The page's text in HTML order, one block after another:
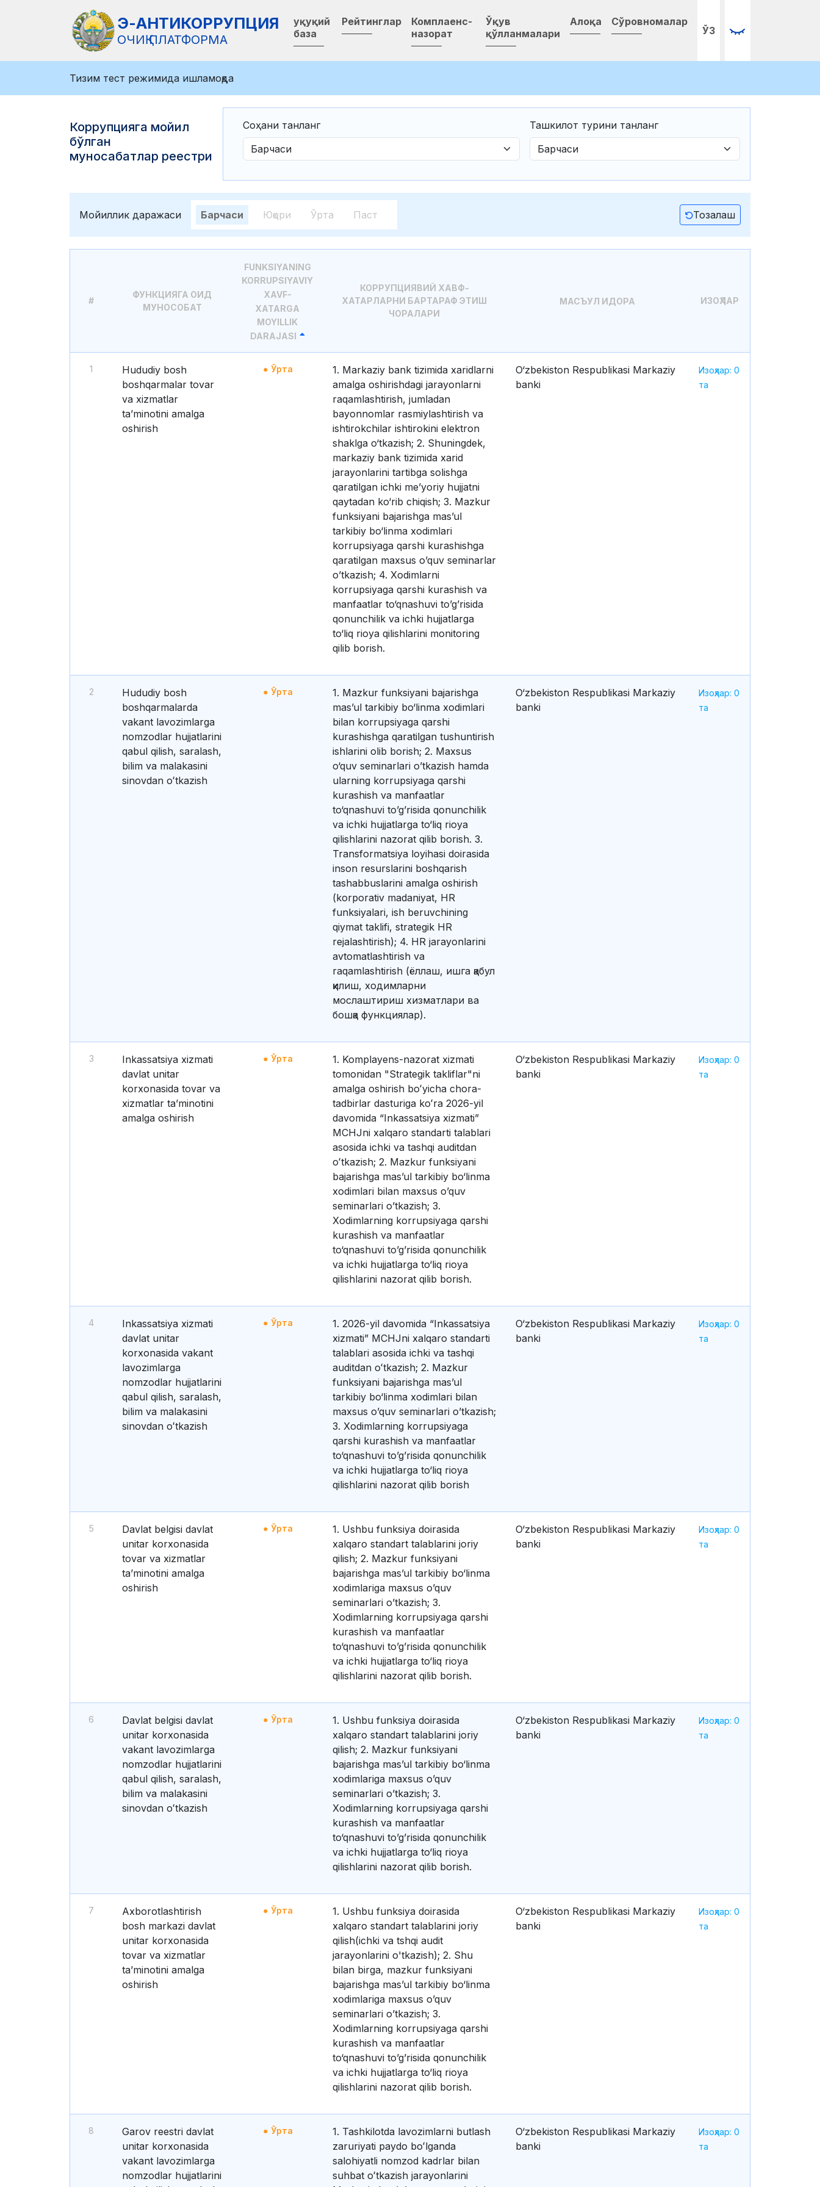
Э-АНТИКОРРУПЦИЯ
ОЧИҚ ПЛАТФОРМА
Ҳуқуқий
база
Рейтинглар
Комплаенс-
назорат
Ўқув
қўлланмалари
Алоқа Сўровномалар
ЎЗ
Тизим тест режимида ишламоқда
Коррупцияга мойил
бўлган
муносабатлар реестри
Соҳани танланг Ташкилот турини танланг
Мойиллик даражаси Барчаси Юқори Ўрта Паст Тозалаш
#
ФУНКЦИЯГА ОИД
МУНОСОБАТ
FUNKSIYANING
KORRUPSIYAVIY
XAVF-
XATARGA
MOYILLIK
DARAJASI
КОРРУПЦИЯВИЙ ХАВФ-
ХАТАРЛАРНИ БАРТАРАФ ЭТИШ
ЧОРАЛАРИ
МАСЪУЛ ИДОРА ИЗОҲЛАР
1
Hududiy bosh
boshqarmalar tovar
va xizmatlar
taʼminotini amalga
oshirish
Ўрта
1. Markaziy bank tizimida xaridlarni
amalga oshirishdagi jarayonlarni
raqamlashtirish, jumladan
bayonnomlar rasmiylashtirish va
ishtirokchilar ishtirokini elektron
shaklga o‘tkazish; 2. Shuningdek,
markaziy bank tizimida xarid
jarayonlarini tartibga solishga
qaratilgan ichki me’yoriy hujjatni
qaytadan ko‘rib chiqish; 3. Mazkur
funksiyani bajarishga mas’ul
tarkibiy bo‘linma xodimlari
korrupsiyaga qarshi kurashishga
qaratilgan maxsus o’quv seminarlar
o’tkazish; 4. Xodimlarni
korrupsiyaga qarshi kurashish va
manfaatlar to‘qnashuvi to’g’risida
qonunchilik va ichki hujjatlarga
to‘liq rioya qilishlarini monitoring
qilib borish.
O‘zbekiston Respublikasi Markaziy
banki
Изоҳлар: 0
та
2
Hududiy bosh
boshqarmalarda
vakant lavozimlarga
nomzodlar hujjatlarini
qabul qilish, saralash,
bilim va malakasini
sinovdan oʻtkazish
Ўрта
1. Mazkur funksiyani bajarishga
mas’ul tarkibiy bo‘linma xodimlari
bilan korrupsiyaga qarshi
kurashishga qaratilgan tushuntirish
ishlarini olib borish; 2. Maxsus
o‘quv seminarlari o’tkazish hamda
ularning korrupsiyaga qarshi
kurashish va manfaatlar
to‘qnashuvi to’g’risida qonunchilik
va ichki hujjatlarga to‘liq rioya
qilishlarini nazorat qilib borish. 3.
Transformatsiya loyihasi doirasida
inson resurslarini boshqarish
tashabbuslarini amalga oshirish
(korporativ madaniyat, HR
funksiyalari, ish beruvchining
qiymat taklifi, strategik HR
rejalashtirish); 4. HR jarayonlarini
avtomatlashtirish va
raqamlashtirish (ёллаш, ишга қабул
қилиш, ходимларни
мослаштириш хизматлари ва
бошқа функциялар).
O‘zbekiston Respublikasi Markaziy
banki
Изоҳлар: 0
та
3
Inkassatsiya xizmati
davlat unitar
korxonasida tovar va
xizmatlar taʼminotini
amalga oshirish
Ўрта
1. Komplayens-nazorat xizmati
tomonidan "Strategik takliflar"ni
amalga oshirish boʻyicha chora-
tadbirlar dasturiga koʻra 2026-yil
davomida “Inkassatsiya xizmati”
MCHJni xalqaro standarti talablari
asosida ichki va tashqi auditdan
oʻtkazish; 2. Mazkur funksiyani
bajarishga mas’ul tarkibiy bo‘linma
xodimlari bilan maxsus o’quv
seminarlari o’tkazish; 3.
Xodimlarning korrupsiyaga qarshi
kurashish va manfaatlar
to‘qnashuvi to’g’risida qonunchilik
va ichki hujjatlarga to‘liq rioya
qilishlarini nazorat qilib borish.
O‘zbekiston Respublikasi Markaziy
banki
Изоҳлар: 0
та
4
Inkassatsiya xizmati
davlat unitar
korxonasida vakant
lavozimlarga
nomzodlar hujjatlarini
qabul qilish, saralash,
bilim va malakasini
sinovdan oʻtkazish
Ўрта
1. 2026-yil davomida “Inkassatsiya
xizmati” MCHJni xalqaro standarti
talablari asosida ichki va tashqi
auditdan oʻtkazish; 2. Mazkur
funksiyani bajarishga mas’ul
tarkibiy bo‘linma xodimlari bilan
maxsus o’quv seminarlari o’tkazish;
3. Xodimlarning korrupsiyaga
qarshi kurashish va manfaatlar
to‘qnashuvi to’g’risida qonunchilik
va ichki hujjatlarga to‘liq rioya
qilishlarini nazorat qilib borish
O‘zbekiston Respublikasi Markaziy
banki
Изоҳлар: 0
та
5
Davlat belgisi davlat
unitar korxonasida
tovar va xizmatlar
taʼminotini amalga
oshirish
Ўрта
1. Ushbu funksiya doirasida
xalqaro standart talablarini joriy
qilish; 2. Mazkur funksiyani
bajarishga mas’ul tarkibiy bo‘linma
xodimlariga maxsus o’quv
seminarlari o’tkazish; 3.
Xodimlarning korrupsiyaga qarshi
kurashish va manfaatlar
to‘qnashuvi to’g’risida qonunchilik
va ichki hujjatlarga to‘liq rioya
qilishlarini nazorat qilib borish.
O‘zbekiston Respublikasi Markaziy
banki
Изоҳлар: 0
та
6
Davlat belgisi davlat
unitar korxonasida
vakant lavozimlarga
nomzodlar hujjatlarini
qabul qilish, saralash,
bilim va malakasini
sinovdan oʻtkazish
Ўрта
1. Ushbu funksiya doirasida
xalqaro standart talablarini joriy
qilish; 2. Mazkur funksiyani
bajarishga mas’ul tarkibiy bo‘linma
xodimlariga maxsus o’quv
seminarlari o’tkazish; 3.
Xodimlarning korrupsiyaga qarshi
kurashish va manfaatlar
to‘qnashuvi to’g’risida qonunchilik
va ichki hujjatlarga to‘liq rioya
qilishlarini nazorat qilib borish.
O‘zbekiston Respublikasi Markaziy
banki
Изоҳлар: 0
та
7
Axborotlashtirish
bosh markazi davlat
unitar korxonasida
tovar va xizmatlar
taʼminotini amalga
oshirish
Ўрта
1. Ushbu funksiya doirasida
xalqaro standart talablarini joriy
qilish(ichki va tshqi audit
jarayonlarini o'tkazish); 2. Shu
bilan birga, mazkur funksiyani
bajarishga mas’ul tarkibiy bo‘linma
xodimlariga maxsus o’quv
seminarlari o’tkazish; 3.
Xodimlarning korrupsiyaga qarshi
kurashish va manfaatlar
to‘qnashuvi to’g’risida qonunchilik
va ichki hujjatlarga to‘liq rioya
qilishlarini nazorat qilib borish.
O‘zbekiston Respublikasi Markaziy
banki
Изоҳлар: 0
та
8
Garov reestri davlat
unitar korxonasida
vakant lavozimlarga
nomzodlar hujjatlarini
Ўрта
1. Tashkilotda lavozimlarni butlash
zaruriyati paydo boʻlganda
salohiyatli nomzod kadrlar bilan
suhbat oʻtkazish jarayonlarini
O‘zbekiston Respublikasi Markaziy
banki
Изоҳлар: 0
та